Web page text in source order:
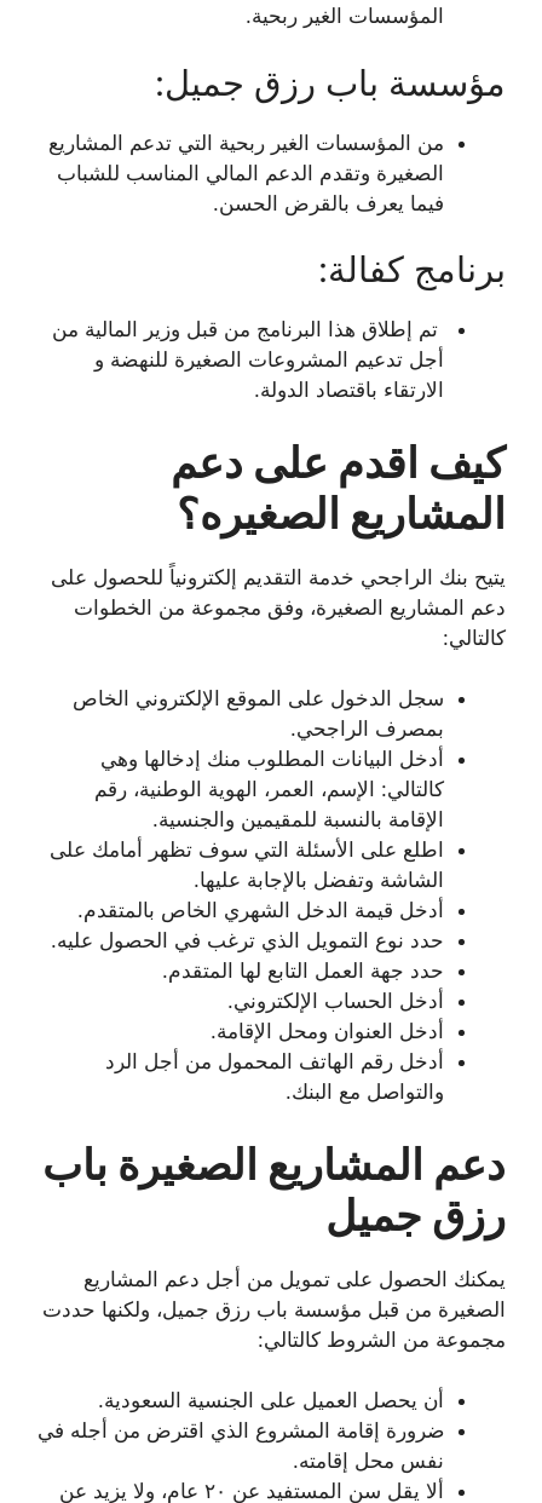
المؤسسات الغير ربحية.
مؤسسة باب رزق جميل:
من المؤسسات الغير ربحية التي تدعم المشاريع
الصغيرة وتقدم الدعم المالي المناسب للشباب
فيما يعرف بالقرض الحسن.
برنامج كفالة:
تم إطلاق هذا البرنامج من قبل وزير المالية من
أجل تدعيم المشروعات الصغيرة للنهضة و
الارتقاء باقتصاد الدولة.
كيف اقدم على دعم
المشاريع الصغيره؟
يتيح بنك الراجحي خدمة التقديم إلكترونياً للحصول على
دعم المشاريع الصغيرة، وفق مجموعة من الخطوات
كالتالي:
سجل الدخول على الموقع الإلكتروني الخاص
بمصرف الراجحي.
أدخل البيانات المطلوب منك إدخالها وهي
كالتالي: الإسم، العمر، الهوية الوطنية، رقم
الإقامة بالنسبة للمقيمين والجنسية.
اطلع على الأسئلة التي سوف تظهر أمامك على
الشاشة وتفضل بالإجابة عليها.
أدخل قيمة الدخل الشهري الخاص بالمتقدم.
حدد نوع التمويل الذي ترغب في الحصول عليه.
حدد جهة العمل التابع لها المتقدم.
أدخل الحساب الإلكتروني.
أدخل العنوان ومحل الإقامة.
أدخل رقم الهاتف المحمول من أجل الرد
والتواصل مع البنك.
دعم المشاريع الصغيرة باب
رزق جميل
يمكنك الحصول على تمويل من أجل دعم المشاريع
الصغيرة من قبل مؤسسة باب رزق جميل، ولكنها حددت
مجموعة من الشروط كالتالي:
أن يحصل العميل على الجنسية السعودية.
ضرورة إقامة المشروع الذي اقترض من أجله في
نفس محل إقامته.
ألا يقل سن المستفيد عن ٢٠ عام، ولا يزيد عن